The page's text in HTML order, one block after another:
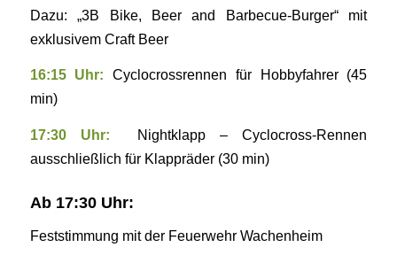
Dazu: „3B Bike, Beer and Barbecue-Burger“ mit
exklusivem Craft Beer
16:15 Uhr: Cyclocrossrennen für Hobbyfahrer (45
min)
17:30 Uhr:
Nightklapp – Cyclocross-Rennen
ausschließlich für Klappräder (30 min)
Ab 17:30 Uhr:
Feststimmung mit der Feuerwehr Wachenheim